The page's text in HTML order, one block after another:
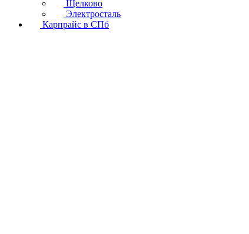
Щелково
Электросталь
Карпрайс в СПб